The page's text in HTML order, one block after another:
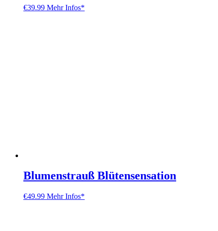
€39.99 Mehr Infos*
Blumenstrauß Blütensensation
€49.99 Mehr Infos*